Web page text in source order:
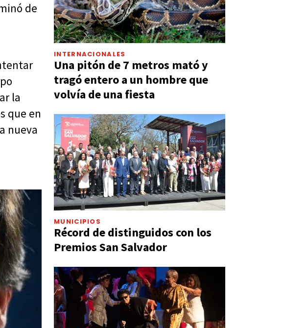
de
la
que en
nueva
INTERNACIONALES
Una pitón de 7 metros mató y
tragó entero a un hombre que
volvía de una fiesta
MUNICIPIOS
Récord de distinguidos con los
Premios San Salvador